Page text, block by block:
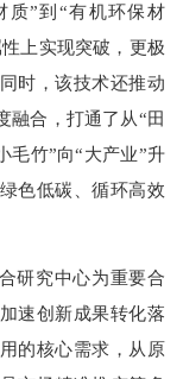
质”到“有机环保材
上实现突破，更极
时，该技术还推动
融合，打通了从“田
毛竹”向“大产业”升
色低碳、循环高效
研究中心为重要合
速创新成果转化落
的核心需求，从原